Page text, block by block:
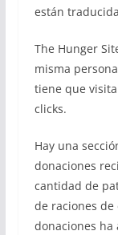
están
The Hunger
misma
tiene que
clicks.
Hay una
donaciones
cantidad de
de raciones de
donaciones